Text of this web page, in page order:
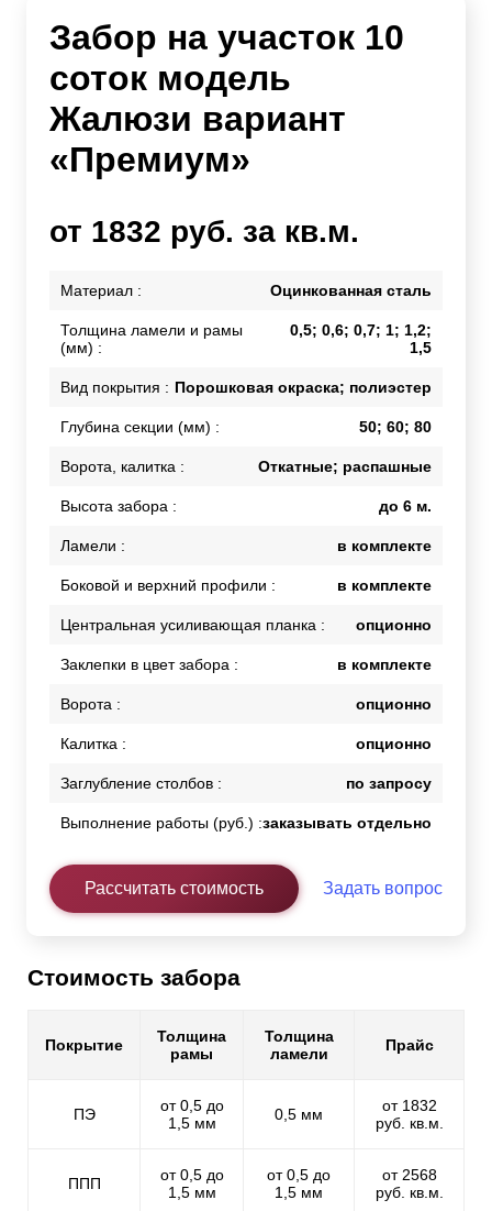
Забор на участок 10
соток модель
Жалюзи вариант
«Премиум»
от 1832 руб. за кв.м.
Материал : Оцинкованная сталь
Толщина ламели и рамы
(мм) :
0,5; 0,6; 0,7; 1; 1,2;
1,5
Вид покрытия : Порошковая окраска; полиэстер
Глубина секции (мм) : 50; 60; 80
Ворота, калитка : Откатные; распашные
Высота забора : до 6 м.
Ламели : в комплекте
Боковой и верхний профили : в комплекте
Центральная усиливающая планка : опционно
Заклепки в цвет забора : в комплекте
Ворота : опционно
Калитка : опционно
Заглубление столбов : по запросу
Выполнение работы (руб.) :заказывать отдельно
Рассчитать стоимость Задать вопрос
Стоимость забора
Покрытие
Толщина
рамы
Толщина
ламели
Прайс
ПЭ
от 0,5 до
1,5 мм
0,5 мм
от 1832
руб. кв.м.
ППП
от 0,5 до
1,5 мм
от 0,5 до
1,5 мм
от 2568
руб. кв.м.